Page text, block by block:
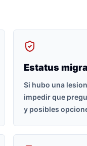
Estatus
Si hubo una
impedir que
y posibles